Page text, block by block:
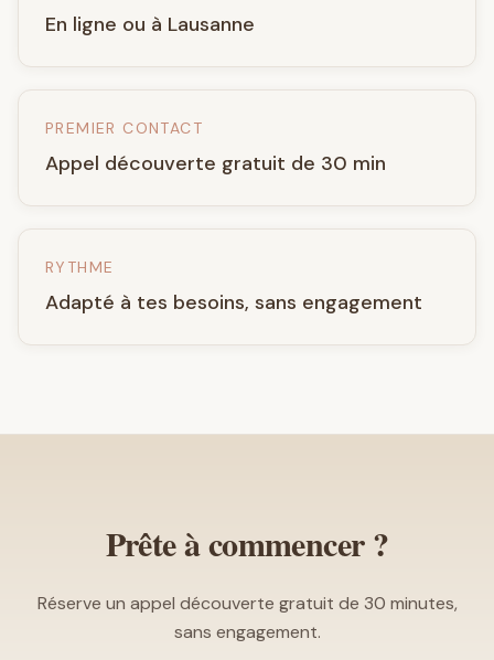
En ligne ou à Lausanne
PREMIER CONTACT
Appel découverte gratuit de 30 min
RYTHME
Adapté à tes besoins, sans engagement
Prête à commencer ?
Réserve un appel découverte gratuit de 30 minutes,
sans engagement.